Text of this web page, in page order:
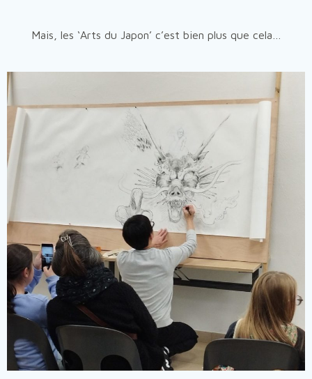
Mais, les ‘Arts du Japon’ c’est bien plus que cela…